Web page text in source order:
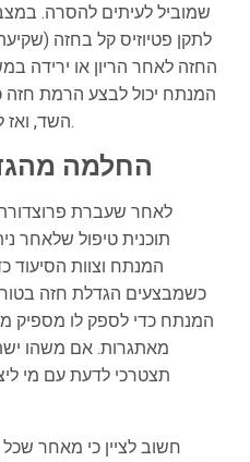
שמוביל לעיתים להסרה.
לתקן פטיוזיס קל בחזה
החזה לאחר הריון או ירידה
המנתח יכול לבצע הרמת
השד, ואז לבצע השתלה או מילוי שומנים.
החלמה
לאחר שעברת
תוכנית טיפול שלאחר
המנתח וצוות הסיעוד
כשמבצעים הגדלת חזה
המנתח כדי לספק לו מספיק
מאתגרות. אם משהו
תצטרכי לדעת עם מי
חשוב לציין כי מאחר שכל